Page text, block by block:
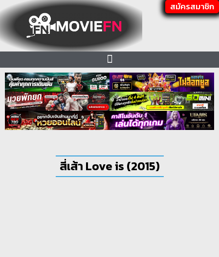
สมัครสมาชิก
สี่เส้า Love is (2015)